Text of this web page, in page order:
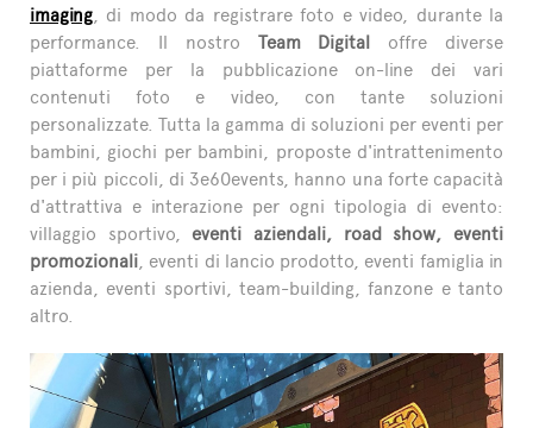
imaging, di modo da registrare foto e video, durante la
performance. Il nostro Team Digital offre diverse
piattaforme per la pubblicazione on-line dei vari
contenuti foto e video, con tante soluzioni
personalizzate. Tutta la gamma di soluzioni per eventi per
bambini, giochi per bambini, proposte d'intrattenimento
per i più piccoli, di 3e60events, hanno una forte capacità
d'attrattiva e interazione per ogni tipologia di evento:
villaggio sportivo,eventi aziendali, road show, eventi
promozionali, eventi di lancio prodotto, eventi famiglia in
azienda, eventi sportivi, team-building, fanzone e tanto
altro.